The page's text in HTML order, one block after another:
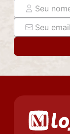
- Montagem,
de
escadas/
apartamentos.